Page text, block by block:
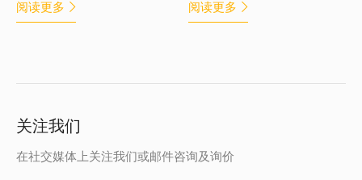
阅读更多 阅读更多
关注我们
在社交媒体上关注我们或邮件咨询及询价